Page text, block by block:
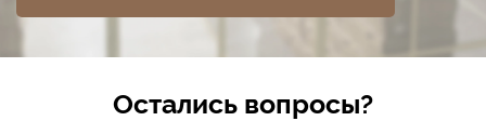
Остались вопросы?